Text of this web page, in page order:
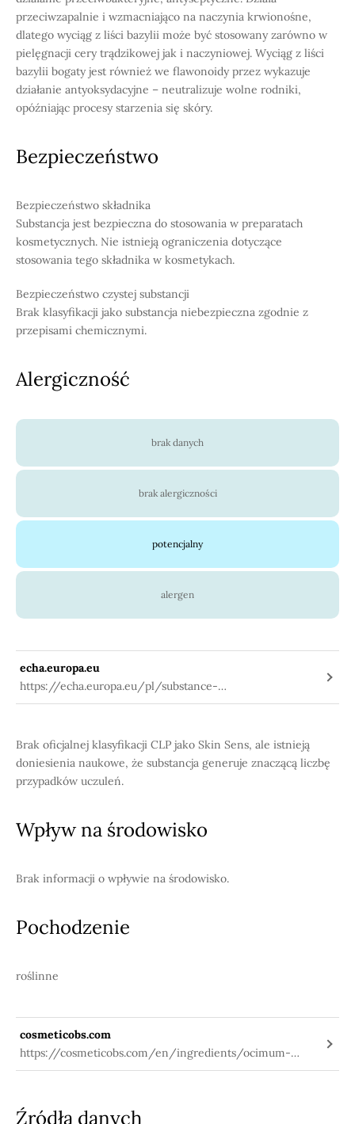
przeciwzapalnie i wzmacniająco na naczynia krwionośne,
dlatego wyciąg z liści bazylii może być stosowany zarówno w
pielęgnacji cery trądzikowej jak i naczyniowej. Wyciąg z liści
bazylii bogaty jest również we flawonoidy przez wykazuje
działanie antyoksydacyjne – neutralizuje wolne rodniki,
opóźniając procesy starzenia się skóry.
Bezpieczeństwo
Bezpieczeństwo składnika
Substancja jest bezpieczna do stosowania w preparatach
kosmetycznych. Nie istnieją ograniczenia dotyczące
stosowania tego składnika w kosmetykach.
Bezpieczeństwo czystej substancji
Brak klasyfikacji jako substancja niebezpieczna zgodnie z
przepisami chemicznymi.
Alergiczność
brak danych
brak alergiczności
potencjalny
alergen
echa.europa.eu
https://echa.europa.eu/pl/substance-
information/-/substanceinfo/100.076.245
Brak oficjalnej klasyfikacji CLP jako Skin Sens, ale istnieją
doniesienia naukowe, że substancja generuje znaczącą liczbę
przypadków uczuleń.
Wpływ na środowisko
Brak informacji o wpływie na środowisko.
Pochodzenie
roślinne
cosmeticobs.com
https://cosmeticobs.com/en/ingredients/ocimum-
basilicum-extract-3622
Źródła danych